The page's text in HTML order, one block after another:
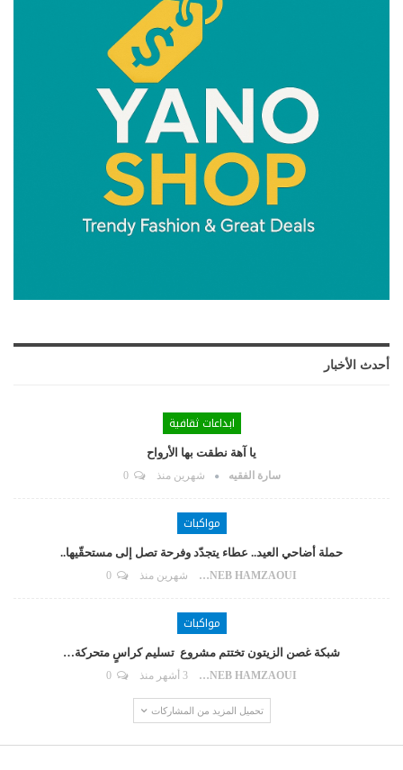
أحدث الأخبار
ابداعات ثقافية
يا آهة نطقت بها الأرواح
سارة الفقيه شهرين منذ 0
مواكبات
حملة أضاحي العيد.. عطاء يتجدّد وفرحة تصل إلى مستحقّيها..
ZAYNEB HAMZAOUI شهرين منذ
مواكبات
شبكة غصن الزيتون تختتم مشروع تسليم كراسٍ متحركة…
ZAYNEB HAMZAOUI 3 أشهر منذ
تحميل المزيد من المشاركات